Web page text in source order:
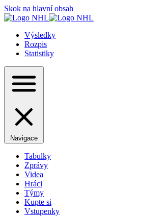
Skok na hlavní obsah
Výsledky
Rozpis
Statistiky
Navigace
Tabulky
Zprávy
Videa
Hráci
Týmy
Kupte si
Vstupenky